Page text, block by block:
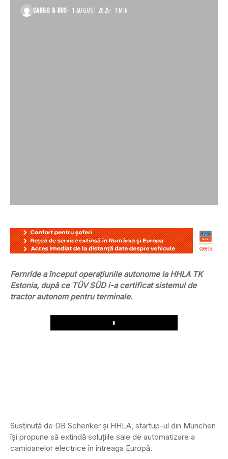
CARGO & BUS 1 AUGUST 2025 1 MIN.
Fernride a început operațiunile autonome la HHLA TK
Estonia, după ce TÜV SÜD i-a certificat sistemul de
tractor autonom pentru terminale.
Play
Susținută de DB Schenker și HHLA, startup-ul din München
își propune să extindă soluțiile sale de automatizare a
camioanelor electrice în întreaga Europă.